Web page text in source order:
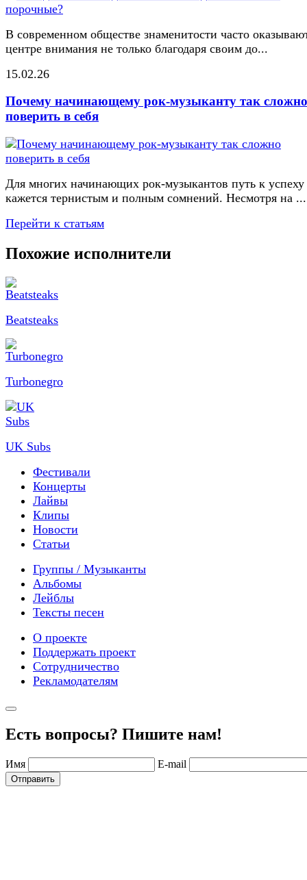
В современном обществе знаменитости часто
центре внимания не только благодаря своим до...
15.02.26
Почему начинающему рок-музыканту так сложно
поверить в себя
Для многих начинающих рок-музыкантов путь к успеху
кажется тернистым и полным сомнений. Несмотря на ...
Перейти к статьям
Похожие исполнители
Beatsteaks
Turbonegro
UK Subs
Фестивали
Концерты
Лайвы
Клипы
Новости
Статьи
Группы / Музыканты
Альбомы
Лейблы
Тексты песен
О проекте
Поддержать проект
Сотрудничество
Рекламодателям
Есть вопросы? Пишите нам!
Имя E-mail